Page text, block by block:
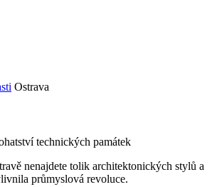
Ostrava
technických památek
nenajdete tolik architektonických stylů a
průmyslová revoluce.